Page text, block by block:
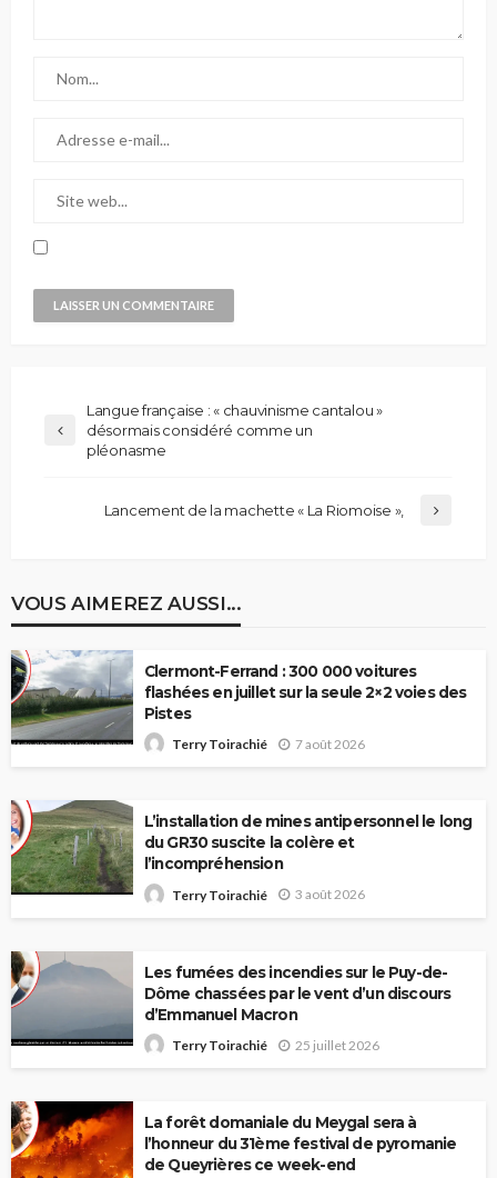
Langue française : « chauvinisme cantalou »
désormais considéré comme un
pléonasme
Lancement de la machette « La Riomoise »,
VOUS AIMEREZ AUSSI...
Clermont-Ferrand : 300 000 voitures
flashées en juillet sur la seule 2×2 voies des
Pistes
Terry Toirachié 7 août 2026
L’installation de mines antipersonnel le long
du GR30 suscite la colère et
l’incompréhension
Terry Toirachié 3 août 2026
Les fumées des incendies sur le Puy-de-
Dôme chassées par le vent d’un discours
d’Emmanuel Macron
Terry Toirachié 25 juillet 2026
La forêt domaniale du Meygal sera à
l’honneur du 31ème festival de pyromanie
de Queyrières ce week-end